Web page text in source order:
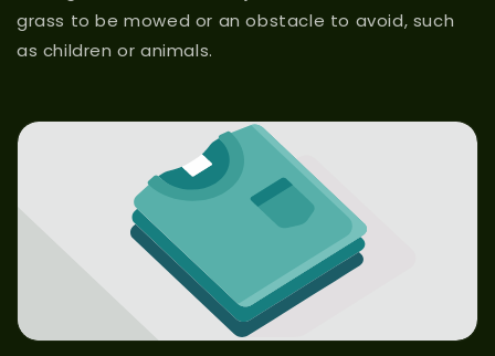
grass to be mowed or an obstacle to avoid, such
as children or animals.